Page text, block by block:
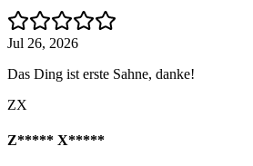
Jul 26, 2026
Das Ding ist erste Sahne, danke!
ZX
Z***** X*****